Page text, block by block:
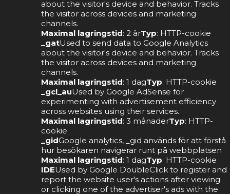
about the visitor's device and behavior. Tracks
the visitor across devices and marketing
channels.
Maximal lagringstid: 2 årTyp: HTTP-cookie
_gatUsed to send data to Google Analytics
about the visitor's device and behavior. Tracks
the visitor across devices and marketing
channels.
Maximal lagringstid: 1 dagTyp: HTTP-cookie
_gcl_auUsed by Google AdSense for
experimenting with advertisement efficiency
across websites using their services.
Maximal lagringstid: 3 månaderTyp: HTTP-
cookie
_gidGoogle analytics, _gid används för att förstå
hur besökaren navigerar runt på webbplatsen
Maximal lagringstid: 1 dagTyp: HTTP-cookie
IDEUsed by Google DoubleClick to register and
report the website user's actions after viewing
or clicking one of the advertiser's ads with the